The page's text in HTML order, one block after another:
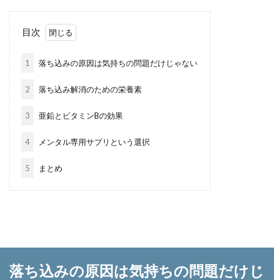
目次
1 落ち込みの原因は気持ちの問題だけじゃない
2 落ち込み解消のための栄養素
3 亜鉛とビタミンBの効果
4 メンタル専用サプリという選択
5 まとめ
落ち込みの原因は気持ちの問題だけじ